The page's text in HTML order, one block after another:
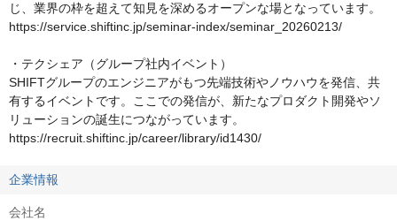
じ、業界の枠を超えて知見を深めるオープンな場となっています。
https://service.shiftinc.jp/seminar-index/seminar_20260213/
・テクシェア（グループ社内イベント）
SHIFTグループのエンジニアがもつ先端技術やノウハウを発信、共
有するイベントです。ここでの発信が、新たなプロダクト開発やソ
リューションの誕生につながっています。
https://recruit.shiftinc.jp/career/library/id1430/
企業情報
会社名